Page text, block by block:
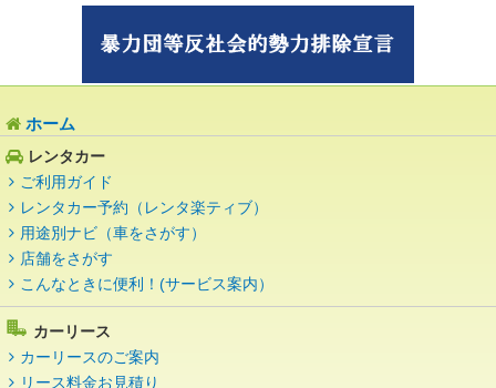
ホーム
レンタカー
ご利用ガイド
レンタカー予約（レンタ楽ティブ）
用途別ナビ（車をさがす）
店舗をさがす
こんなときに便利！(サービス案内）
カーリース
カーリースのご案内
リース料金お見積り